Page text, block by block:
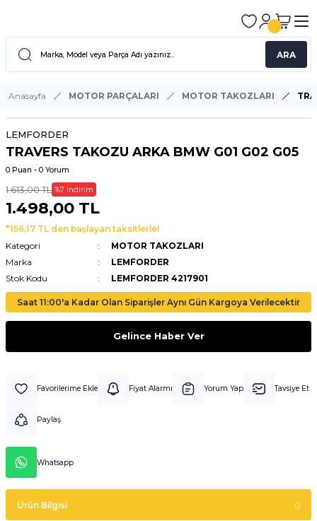
ARA
Anasayfa MOTOR PARÇALARI MOTOR TAKOZLARI
LEMFORDER
TRAVERS TAKOZU ARKA BMW G01 G02 G05
0 Puan - 0 Yorum
1.613,00 TL %7 İndirim
1.498,00 TL
*156,17 TL den başlayan taksitlerle!
Kategori
MOTOR TAKOZLARI
Marka
LEMFORDER
Stok Kodu
LEMFORDER 4217901
Saat 11:00'a Kadar Olan Siparişler Aynı Gün Kargoya Verilecektir
Gelince Haber Ver
Fiyat Alarmı Yorum Yap Tavsiye Et
Paylaş
Whatsapp
Ürün Bilgisi